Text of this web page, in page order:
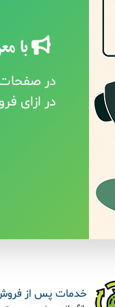
با
در
در ازای
خدمات پس از